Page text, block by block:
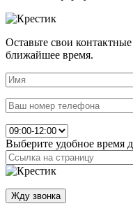
Оставьте свои
ближайшее время.
Выберите удобное время